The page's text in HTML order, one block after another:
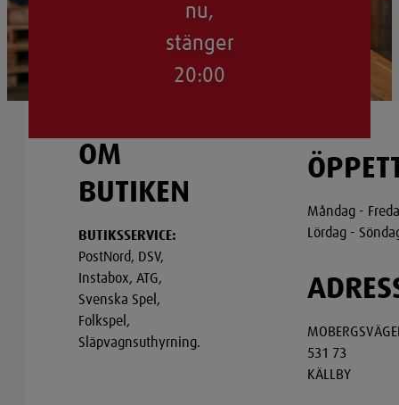
nu,
stänger
20:00
OM
BUTIKEN
BUTIKSSERVICE:
PostNord, DSV,
Instabox, ATG,
Svenska Spel,
Folkspel,
Släpvagnsuthyrning.
Måndag -
Lördag -
531 73
KÄLLBY